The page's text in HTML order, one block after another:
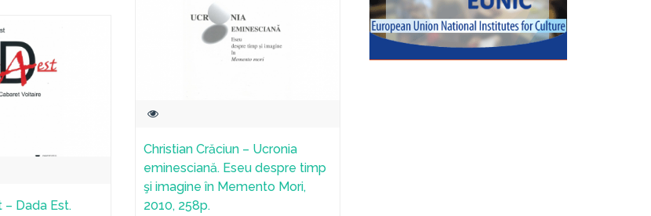
Christian Crăciun – Ucronia
eminesciană. Eseu despre timp
şi imagine în Memento Mori,
2010, 258p.
– Dada Est.